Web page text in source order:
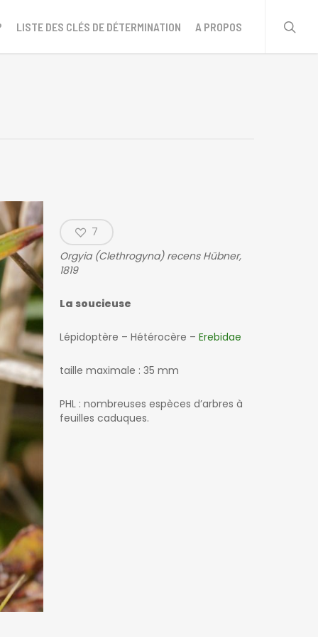
LISTE DES CLÉS DE DÉTERMINATION A PROPOS
7
Orgyia (Clethrogyna) recens Hübner,
1819
La soucieuse
Lépidoptère – Hétérocère –Erebidae
taille maximale : 35 mm
PHL : nombreuses espèces d’arbres à
feuilles caduques.